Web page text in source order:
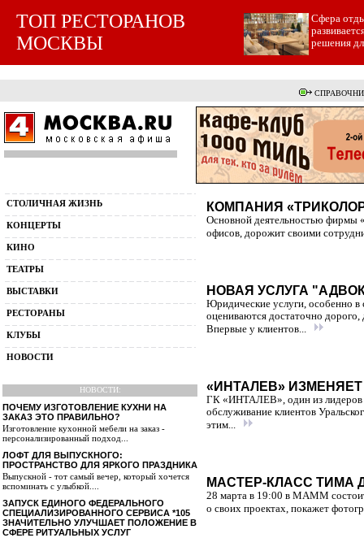
ТОП РЕСТОРАНОВ
МОСКВЫ
Cфера
решения
СТОЛИЧНАЯ ЖИЗНЬ
КОНЦЕРТЫ
КИНО
ТЕАТРЫ
ВЫСТАВКИ
РЕСТОРАНЫ
КЛУБЫ
НОВОСТИ
НОВОСТИ:
ПОЧЕМУ ИЗГОТОВЛЕНИЕ КУХНИ НА
ЗАКАЗ ЭТО ПРАВИЛЬНО?
Изготовление кухонной мебели на заказ -
персонализированный подход...
ЛОФТ ДЛЯ ВЫПУСКНОГО:
ПРОСТРАНСТВО ДЛЯ ЯРКОГО ПРАЗДНИКА
Выпускной - тот самый вечер, который хочется
вспоминать с улыбкой....
ЗАПУСК ЕДИНОГО ФЕДЕРАЛЬНОГО
СПЕЦИАЛИЗИРОВАННОГО СЕРВИСА *105
ЗНАЧИТЕЛЬНО УЛУЧШАЕТ ПОЛОЖЕНИЕ В
СФЕРЕ РИТУАЛЬНЫХ УСЛУГ
КОМПАНИЯ
Основной деятельностью фирмы
офисов, дорожит своими
НОВАЯ УСЛУГА
Юридические услуги, особенно
оцениваются достаточно дорого,
Впервые у клиентов...
«ИНТАЛЕВ»
ГК «ИНТАЛЕВ», один из лидеров
обслуживание клиентов
этим...
МАСТЕР-КЛАСС ТИМА
28 марта в 19:00 в МАММ
о своих проектах, покажет